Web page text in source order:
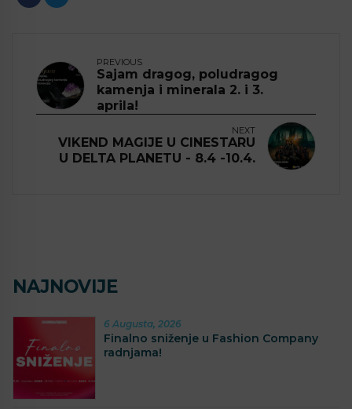
PREVIOUS
Sajam dragog, poludragog
kamenja i minerala 2. i 3.
aprila!
NEXT
VIKEND MAGIJE U CINESTARU
U DELTA PLANETU - 8.4 -10.4.
NAJNOVIJE
6 Augusta, 2026
Finalno sniženje u Fashion Company
radnjama!